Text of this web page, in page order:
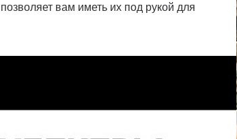
позволяет вам иметь их под рукой для